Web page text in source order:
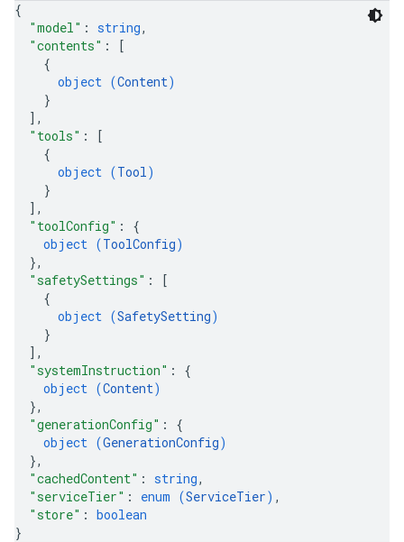
{
"model" : string,
"contents" :
[
{
object (Content)
}
] ,
"tools" :
[
{
object (Tool)
}
] ,
"toolConfig" : {
object (ToolConfig)
},
"safetySettings" :
[
{
object (SafetySetting)
}
] ,
"systemInstruction" : {
object (Content)
},
"generationConfig" : {
object (GenerationConfig)
},
"cachedContent" : string,
"serviceTier" : enum (ServiceTier) ,
"store" : boolean
}